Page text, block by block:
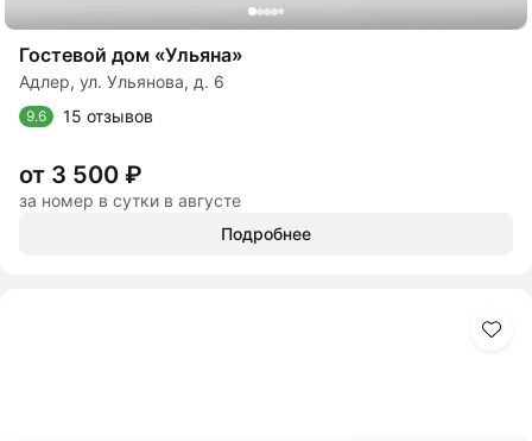
Гостевой дом «Ульяна»
Адлер, ул. Ульянова, д. 6
9.6 15 отзывов
от 3 500 ₽
за номер в сутки в августе
Подробнее